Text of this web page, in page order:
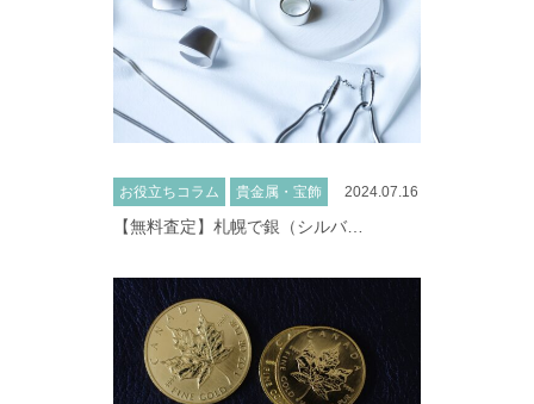
お役立ちコラム 貴金属・宝飾 2024.07.16
【無料査定】札幌で銀（シルバ…